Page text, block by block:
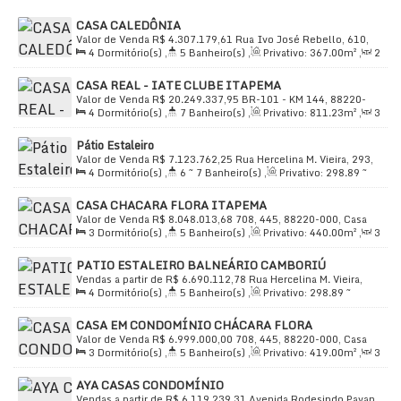
Copa
Cozinha
Cozinha Planejada
Deck
Decorado
Depósito Privativo no Subsolo
Dependência de Empregada
Despensa
Dormitório de Empregada
Descrição: Esta casa de alto padrão está localizada no
prestigiado condomínio Costa Azul, na Praia das
Taquaras, em Balneário Camboriú. Com uma área total
de 785 m², a residência oferece um ambiente espaçoso e
luxuoso, perfeito para quem busca conforto e
exclusividade.
Com quatro suítes, cinco banheiros, duas salas amplas e
quatro garagens, esta propriedade é ideal para famílias
CASA CALEDÔNIA
R$ 4.307.179,61
Valor de Venda
Rua Ivo José Rebello, 610,
88345-900, Santa Regina, Camboriú, Santa Catarina, Brasil
4 Dormitório(s) , 5 Banheiro(s) , Privativo: 367.00m² ,
2
Sala(s) , 4Suíte(s) , Total:404.00m² , 2Vaga(s) ,
Útil:
367.00 m²
CASA REAL - IATE CLUBE ITAPEMA
R$ 20.249.337,95
Valor de Venda
BR-101 - KM 144, 88220-
000, Ilhota, Itapema, Santa Catarina, Brasil
4 Dormitório(s) , 7 Banheiro(s) , Privativo: 811.23m² ,
3
Sala(s) , 4Suíte(s) , Total:1025.00m², 6 Vaga(s),
Útil:
811.23m², Terreno:
Pátio Estaleiro
R$ 7.123.762,25
Valor de Venda
Rua Hercelina M. Vieira, 293,
88334-020, Praia do Estaleiro, Balneário Camboriú, Santa
Catarina, Brasil
4 Dormitório(s) , 6 ~ 7 Banheiro(s) , Privativo: 298.89 ~
344.29m², 4 Suíte(s), Total: 298.89m², 2 Vaga(s),
Útil:
298.89~ 344.29m²
CASA CHACARA FLORA ITAPEMA
R$ 8.048.013,68
Valor de Venda
708, 445, 88220-000, Casa
Branca, Itapema, Santa Catarina, Brasil
3 Dormitório(s) , 5 Banheiro(s) , Privativo: 440.00m² ,
3
Sala(s) , 3Suíte(s) , Total:516.00m² , 5Vaga(s) ,
Útil:
440.00m²
PATIO ESTALEIRO BALNEÁRIO CAMBORIÚ
R$ 6.690.112,78
Vendas a partir de
Rua Hercelina M. Vieira,
293, 88334-020, Praia do Estaleiro, Balneário Camboriú, Santa
Catarina, Brasil
4 Dormitório(s) , 5 Banheiro(s) , Privativo: 298.89 ~
344.29m², 3 Sala(s) , 4Suíte(s) , Total:402.01m² ,
2
Vaga(s), Útil:298.89~ 344.29m²
CASA EM CONDOMÍNIO CHÁCARA FLORA
R$ 6.999.000,00
Valor de Venda
708, 445, 88220-000, Casa
Branca, Itapema, Santa Catarina, Brasil
3 Dormitório(s) , 5 Banheiro(s) , Privativo: 419.00m² ,
3
Sala(s) , 3Suíte(s) , Total:420.00m² , 8Vaga(s) ,
Útil:
419.00m², Terreno: 1338.63
AYA CASAS CONDOMÍNIO